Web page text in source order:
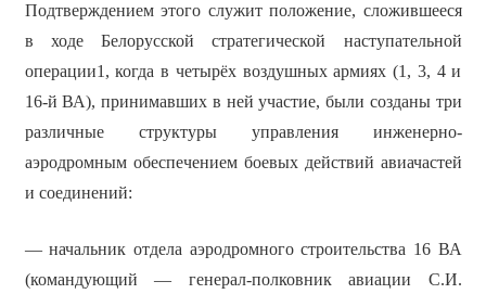
Подтверждением этого служит положение, сложившееся
в ходе Белорусской стратегической наступательной
операции1, когда в четырёх воздушных армиях (1, 3, 4 и
16-й ВА), принимавших в ней участие, были созданы три
различные структуры управления инженерно-
аэродромным обеспечением боевых действий авиачастей
и соединений:
— начальник отдела аэродромного строительства 16 ВА
(командующий — генерал-полковник авиации С.И.